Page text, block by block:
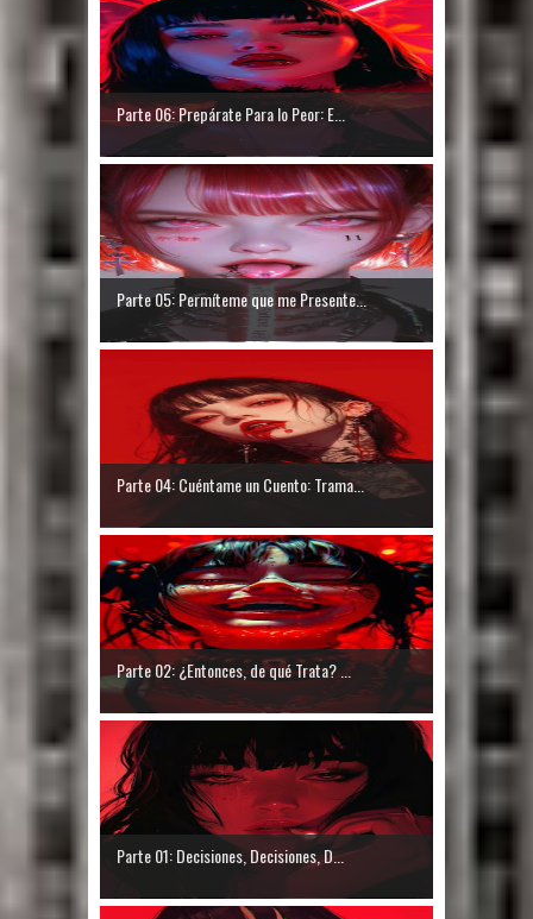
Parte 06: Prepárate Para lo Peor: E...
Parte 05: Permíteme que me Presente...
Parte 04: Cuéntame un Cuento: Trama...
Parte 02: ¿Entonces, de qué Trata? ...
Parte 01: Decisiones, Decisiones, D...